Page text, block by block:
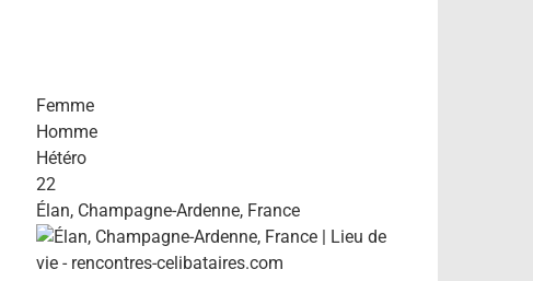
Femme
Homme
Hétéro
22
Élan, Champagne-Ardenne, France